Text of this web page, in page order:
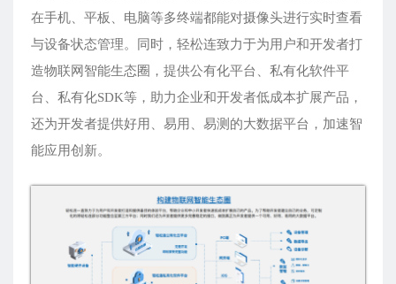
在手机、平板、电脑等多终端都能对摄像头进行实时查看
与设备状态管理。同时，轻松连致力于为用户和开发者打
造物联网智能生态圈，提供公有化平台、私有化软件平
台、私有化SDK等，助力企业和开发者低成本扩展产品，
还为开发者提供好用、易用、易测的大数据平台，加速智
能应用创新。